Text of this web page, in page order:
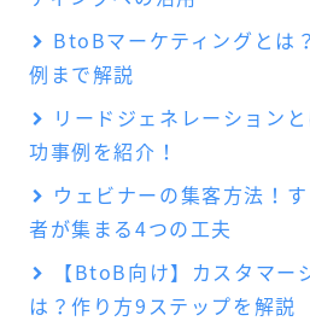
BtoBマーケティングとは
例まで解説
リードジェネレーション
功事例を紹介！
ウェビナーの集客方法！
者が集まる4つの工夫
【BtoB向け】カスタマー
は？作り方9ステップを解説